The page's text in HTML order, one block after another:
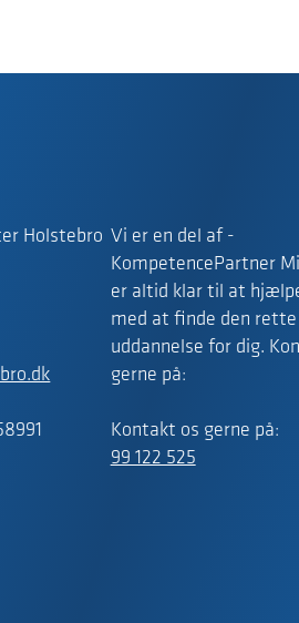
Holstebro Vi er en del af -
KompetencePartner
er altid klar til at
med at finde den rette
uddannelse for dig.
gerne på:
Kontakt os gerne på:
99 122 525